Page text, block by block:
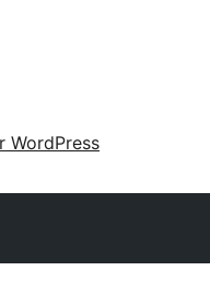
WordPress